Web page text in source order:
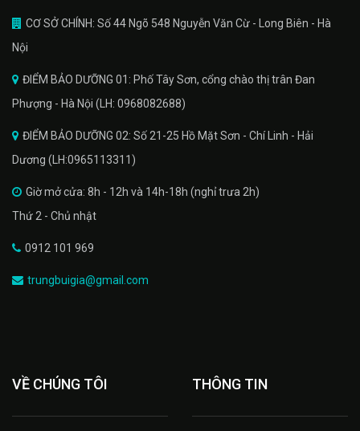
CƠ SỞ CHÍNH: Số 44 Ngõ 548 Nguyễn Văn Cừ - Long Biên - Hà
Nội
ĐIỂM BẢO DƯỠNG 01: Phố Tây Sơn, cổng chào thị trân Đan
Phượng - Hà Nội (LH: 0968082688)
ĐIỂM BẢO DƯỠNG 02: Số 21-25 Hồ Mặt Sơn - Chí Linh - Hải
Dương (LH:0965113311)
Giờ mở cửa: 8h - 12h và 14h-18h (nghỉ trưa 2h)
Thứ 2 - Chủ nhật
0912 101 969
trungbuigia@gmail.com
VỀ CHÚNG TÔI THÔNG TIN